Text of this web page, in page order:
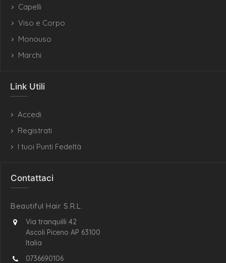
Capelli
Viso e Corpo
Monouso
Marchi
Link Utili
Accedi
Registrati
I tuoi Punti Fedeltà
Contattaci
Beautiful Hair S.R.L.
Via tranquilli 42
Ascoli Piceno AP 63100
Italia
0736690106